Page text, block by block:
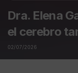
Dra. Elena
el cerebro
02/07/2026